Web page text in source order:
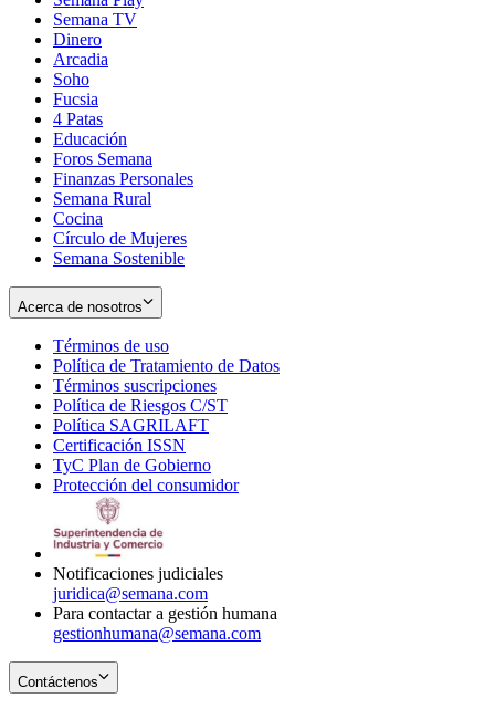
Semana TV
Dinero
Arcadia
Soho
in
new
window
Fucsia
in
new
window
4 Patas
Educación
Foros Semana
Finanzas Personales
Semana Rural
Cocina
Círculo de Mujeres
Semana Sostenible
Acerca de nosotros
Términos de uso
in
new
window
Política de Tratamiento de Datos
Términos suscripciones
in
Política de Riesgos C/ST
Política SAGRILAFT
new
window
Certificación ISSN
in
new
TyC Plan de Gobierno
in
Protección del consumidorOpens
Notificaciones judiciales
juridica@semana.com
Para contactar a gestión humana
gestionhumana@semana.com
Contáctenos